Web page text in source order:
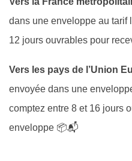
dans une enveloppe au tarif
12 jours ouvrables pour
Vers les pays de l’Union
envoyée dans une
comptez entre 8 et 16 jours
enveloppe 📦📬